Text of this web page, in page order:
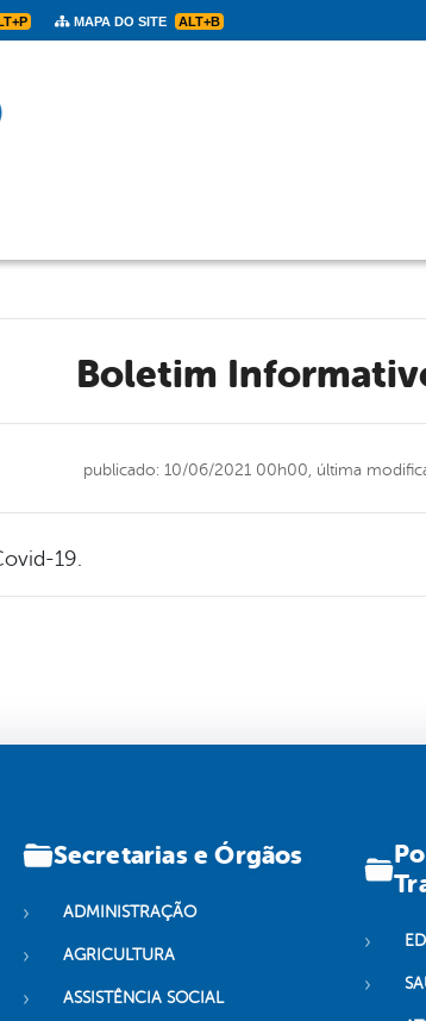
MAPA DO SITE ALT+B
Boletim
publicado: 10/06/2021 00h00, última
19.
Secretarias e Órgãos
ADMINISTRAÇÃO
AGRICULTURA
ASSISTÊNCIA SOCIAL